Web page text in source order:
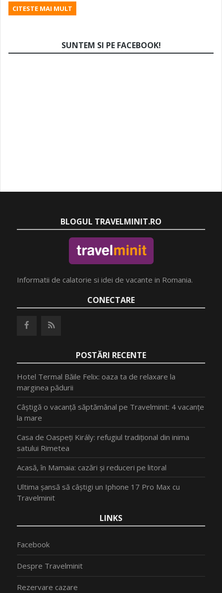
CITESTE MAI MULT
SUNTEM SI PE FACEBOOK!
BLOGUL TRAVELMINIT.RO
Informatii de calatorie si idei de vacante in Romania.
CONECTARE
POSTĂRI RECENTE
Hotel Termal Băile Felix: oaza ta de relaxare la
marginea pădurii
Câștigă o vacanță săptămânal pe Travelminit: 4 vacanțe
la mare
Casa de Oaspeți Király: refugiul tradițional din inima
satului Rimetea
Acasă, în Mamaia: cazări și reduceri pe litoral
Ultima șansă să câștigi un Iphone 17 Pro Max cu
Travelminit
LINKS
Facebook
Despre Travelminit
Rezervare cazare